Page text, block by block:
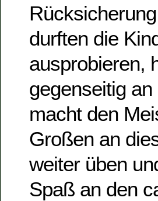
durften die
ausprobieren,
gegenseitig
macht den
Großen an
weiter üben
Spaß an den